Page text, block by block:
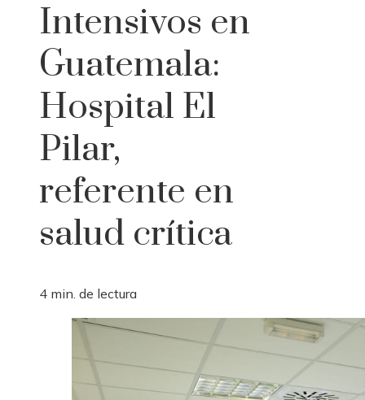
Intensivos en
Guatemala:
Hospital El
Pilar,
referente en
salud crítica
4 min. de lectura